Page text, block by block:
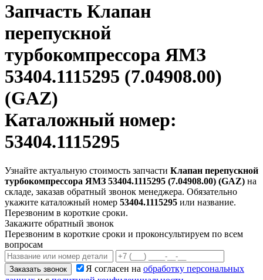
Запчасть Клапан
перепускной
турбокомпрессора ЯМЗ
53404.1115295 (7.04908.00)
(GAZ)
Каталожный номер:
53404.1115295
Узнайте актуальную стоимость запчасти Клапан перепускной
турбокомпрессора ЯМЗ 53404.1115295 (7.04908.00) (GAZ) на
складе, заказав обратный звонок менеджера. Обязательно
укажите каталожный номер 53404.1115295 или название.
Перезвоним в короткие сроки.
Закажите обратный звонок
Перезвоним в короткие сроки и проконсультируем по всем
вопросам
Заказать звонок Я согласен на обработку персональных